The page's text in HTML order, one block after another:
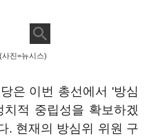
진=뉴시스)
은 이번 총선에서 '방심
적 중립성을 확보하겠
. 현재의 방심위 위원 구